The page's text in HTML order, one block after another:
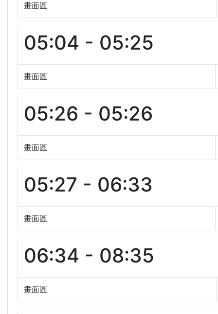
畫面區
05:04 - 05:25
畫面區
05:26 - 05:26
畫面區
05:27 - 06:33
畫面區
06:34 - 08:35
畫面區